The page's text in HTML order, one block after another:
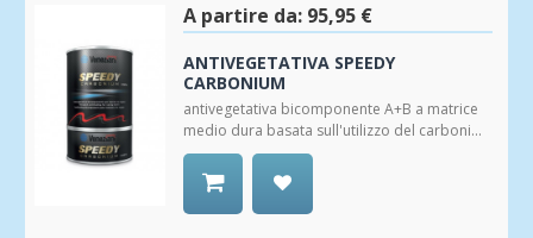
A partire da: 95,95 €
ANTIVEGETATIVA SPEEDY
CARBONIUM
antivegetativa bicomponente A+B a matrice
medio dura basata sull'utilizzo del carboni...